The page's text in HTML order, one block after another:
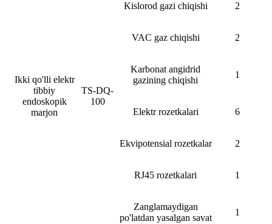
Ikki qo'lli elektr
tibbiy
endoskopik
marjon
TS-DQ-
100
Kislorod gazi chiqishi 2
VAC gaz chiqishi 2
Karbonat angidrid
gazining chiqishi
1
Elektr rozetkalari 6
Ekvipotensial rozetkalar 2
RJ45 rozetkalari 1
Zanglamaydigan
po'latdan yasalgan savat
1